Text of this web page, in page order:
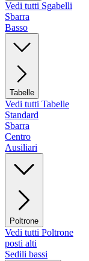
Vedi tutti Sgabelli
Sbarra
Basso
Tabelle
Vedi tutti Tabelle
Standard
Sbarra
Centro
Ausiliari
Poltrone
Vedi tutti Poltrone
posti alti
Sedili bassi